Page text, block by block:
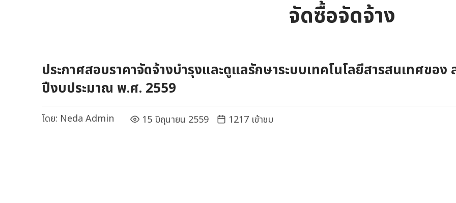
จัดซื้อจัดจ้าง
ประกาศสอบราคาจัดจ้างบำรุงและดูแลรักษาระบบเทคโนโลยีสารสนเทศของ
ปีงบประมาณ พ.ศ. 2559
โดย: Neda Admin 15 มิถุนายน 2559 1217 เข้าชม